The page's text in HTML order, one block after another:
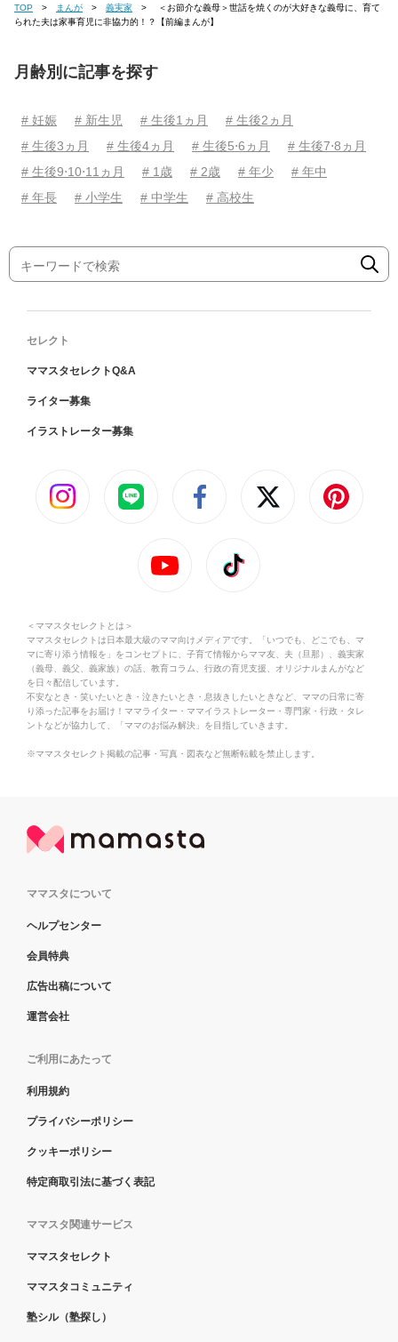
TOP まんが 義実家
られた夫は家事育児に非協力的！？【前編まんが】
月齢別に記事を探す
# 妊娠 # 新生児 # 生後1ヵ月
# 生後2ヵ月
# 生後3ヵ月
# 生後4ヵ月 # 生後5⋅6ヵ月
# 生後7⋅8ヵ月
# 生後9⋅10⋅11ヵ月
# 1歳 # 2歳 # 年少
# 年中
# 年長
# 小学生 # 中学生 # 高校生
セレクト
ママスタセレクトQ&A
ライター募集
イラストレーター募集
＜ママスタセレクトとは＞
ママスタセレクトは日本最大級のママ向けメディアです。「いつでも、どこでも、マ
マに寄り添う情報を」をコンセプトに、子育て情報からママ友、夫（旦那）、義実家
（義母、義父、義家族）の話、教育コラム、行政の育児支援、オリジナルまんがなど
を日々配信しています。
不安なとき・笑いたいとき・泣きたいとき・息抜きしたいときなど、ママの日常に寄
り添った記事をお届け！ママライター・ママイラストレーター・専門家・行政・タレ
ントなどが協力して、「ママのお悩み解決」を目指していきます。
※ママスタセレクト掲載の記事・写真・図表など無断転載を禁止します。
ママスタについて
ヘルプセンター
会員特典
広告出稿について
運営会社
ご利用にあたって
利用規約
プライバシーポリシー
クッキーポリシー
特定商取引法に基づく表記
ママスタ関連サービス
ママスタセレクト
ママスタコミュニティ
塾シル（塾探し）